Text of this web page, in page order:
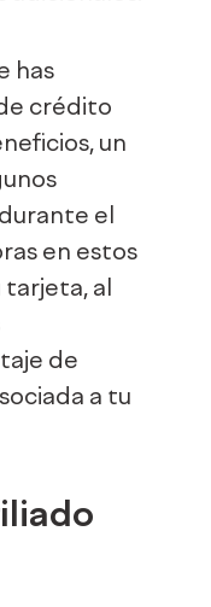
has
crédito
un
el
en estos
al
de
a tu